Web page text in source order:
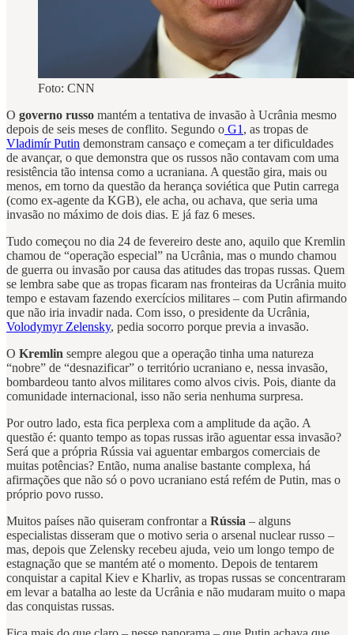
Foto: CNN
O governo russo mantém a tentativa de invasão à Ucrânia mesmo
depois de seis meses de conflito. Segundo o G1 , as tropas de
Vladimír Putin demonstram cansaço e começam a ter dificuldades
de avançar, o que demonstra que os russos não contavam com uma
resistência tão intensa como a ucraniana. A questão gira, mais ou
menos, em torno da questão da herança soviética que Putin carrega
(como ex-agente da KGB), ele acha, ou achava, que seria uma
invasão no máximo de dois dias. E já faz 6 meses.
Tudo começou no dia 24 de fevereiro deste ano, aquilo que Kremlin
chamou de “operação especial” na Ucrânia, mas o mundo chamou
de guerra ou invasão por causa das atitudes das tropas russas. Quem
se lembra sabe que as tropas ficaram nas fronteiras da Ucrânia muito
tempo e estavam fazendo exercícios militares – com Putin afirmando
que não iria invadir nada. Com isso, o presidente da Ucrânia,
Volodymyr Zelensky, pedia socorro porque previa a invasão.
O Kremlin sempre alegou que a operação tinha uma natureza
“nobre” de “desnazificar” o território ucraniano e, nessa invasão,
bombardeou tanto alvos militares como alvos civis. Pois, diante da
comunidade internacional, isso não seria nenhuma surpresa.
Por outro lado, esta fica perplexa com a amplitude da ação. A
questão é: quanto tempo as topas russas irão aguentar essa invasão?
Será que a própria Rússia vai aguentar embargos comerciais de
muitas potências? Então, numa analise bastante complexa, há
afirmações que não só o povo ucraniano está refém de Putin, mas o
próprio povo russo.
Muitos países não quiseram confrontar a Rússia – alguns
especialistas disseram que o motivo seria o arsenal nuclear russo –
mas, depois que Zelensky recebeu ajuda, veio um longo tempo de
estagnação que se mantém até o momento. Depois de tentarem
conquistar a capital Kiev e Kharliv, as tropas russas se concentraram
em levar a batalha ao leste da Ucrânia e não mudaram muito o mapa
das conquistas russas.